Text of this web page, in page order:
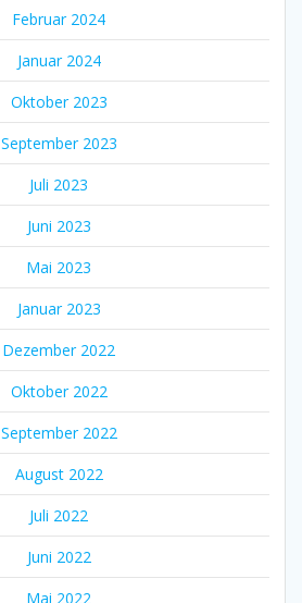
Februar 2024
Januar 2024
Oktober 2023
September 2023
Juli 2023
Juni 2023
Mai 2023
Januar 2023
Dezember 2022
Oktober 2022
September 2022
August 2022
Juli 2022
Juni 2022
Mai 2022